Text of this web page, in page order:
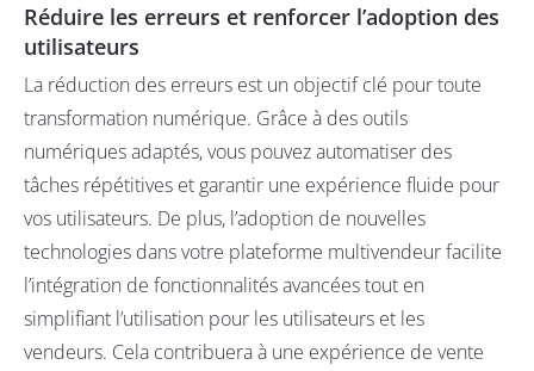
Réduire les erreurs et renforcer l’adoption des
utilisateurs
La réduction des erreurs est un objectif clé pour toute
transformation numérique. Grâce à des outils
numériques adaptés, vous pouvez automatiser des
tâches répétitives et garantir une expérience fluide pour
vos utilisateurs. De plus, l’adoption de nouvelles
technologies dans votre plateforme multivendeur facilite
l’intégration de fonctionnalités avancées tout en
simplifiant l’utilisation pour les utilisateurs et les
vendeurs. Cela contribuera à une expérience de vente